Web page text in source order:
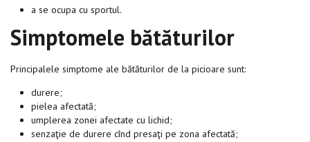
a se ocupa cu sportul.
Simptomele bătăturilor
Principalele simptome ale bătăturilor de la picioare sunt:
durere;
pielea afectată;
umplerea zonei afectate cu lichid;
senzaţie de durere cînd presaţi pe zona afectată;